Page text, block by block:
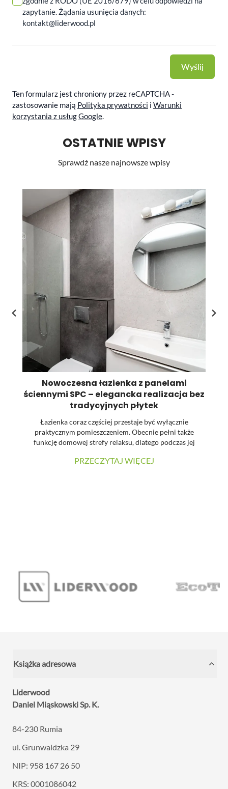
zapytanie. Żądania usunięcia danych:
kontakt@liderwood.pl
Wyślij
Ten formularz jest chroniony przez reCAPTCHA -
zastosowanie mają Polityka prywatności i Warunki
korzystania z usługGoogle.
OSTATNIE WPISY
Sprawdź nasze najnowsze wpisy
Nowoczesna łazienka z panelami
ściennymi SPC – elegancka realizacja bez
tradycyjnych płytek
Łazienka coraz częściej przestaje być wyłącznie
praktycznym pomieszczeniem. Obecnie pełni także
funkcję domowej strefy relaksu, dlatego podczas jej
materiałów oraz łatwość utrzymania powierzchni w
PRZECZYTAJ WIĘCEJ
Książka adresowa
Liderwood
Daniel Miąskowski Sp. K.
84-230 Rumia
ul. Grunwaldzka 29
NIP: 958 167 26 50
KRS: 0001086042